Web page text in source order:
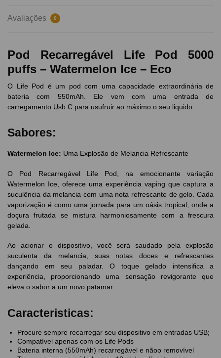
Avaliações 0
Pod Recarregável Life Pod 5000
puffs – Watermelon Ice – Eco
O Life Pod é um pod com uma capacidade extraordinária de
bateria com 550mAh. Ele vem com uma entrada de
carregamento Usb C para usufruir ao máximo o seu liquido.
Sabores:
Watermelon Ice: Uma Explosão de Melancia Refrescante
O Pod Recarregável Life Pod, na emocionante variação
Watermelon Ice, oferece uma experiência vaping que captura a
suculência da melancia com uma nota refrescante de gelo. Cada
vaporização é como uma jornada para um oásis tropical, onde a
doçura frutada se mistura harmoniosamente com a frescura
gelada.
Ao acionar o dispositivo, você será saudado pela explosão
suculenta da melancia, suas notas doces e refrescantes
dançando em seu paladar. O toque gelado intensifica a
experiência, proporcionando uma sensação revigorante que
eleva o sabor a um novo patamar.
Caracteristicas:
Procure sempre recarregar seu dispositivo em entradas USB;
Compatível apenas com os Life Pods
Bateria interna (550mAh) recarregável e nãoo removível